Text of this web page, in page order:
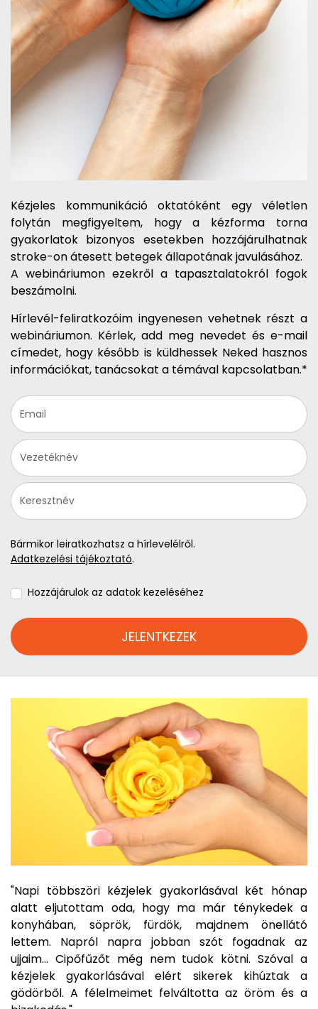
Kézjeles kommunikáció oktatóként egy véletlen
folytán megfigyeltem, hogy a kézforma torna
gyakorlatok bizonyos esetekben hozzájárulhatnak
stroke-on átesett betegek állapotának javulásához.
A webináriumon ezekről a tapasztalatokról fogok
beszámolni.
Hírlevél-feliratkozóim ingyenesen vehetnek részt a
webináriumon. Kérlek, add meg nevedet és e-mail
címedet, hogy később is küldhessek Neked hasznos
információkat, tanácsokat a témával kapcsolatban.*
Bármikor leiratkozhatsz a hírlevelélről.
Adatkezelési tájékoztató.
Hozzájárulok az adatok kezeléséhez
JELENTKEZEK
"Napi többszöri kézjelek gyakorlásával két hónap
alatt eljutottam oda, hogy ma már ténykedek a
konyhában, söprök, fürdök, majdnem önellátó
lettem. Napról napra jobban szót fogadnak az
ujjaim... Cipőfűzőt még nem tudok kötni. Szóval a
kézjelek gyakorlásával elért sikerek kihúztak a
gödörből. A félelmeimet felváltotta az öröm és a